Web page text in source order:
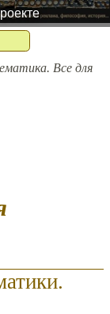
Все для